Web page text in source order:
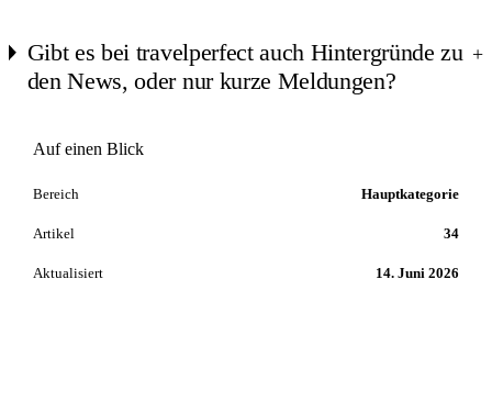
Gibt es bei travelperfect auch Hintergründe zu
den News, oder nur kurze Meldungen?
+
Auf einen Blick
Bereich Hauptkategorie
Artikel 34
Aktualisiert 14. Juni 2026